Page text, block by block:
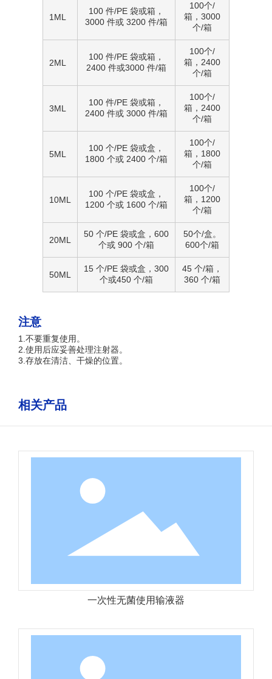
1ML
100 件/PE 袋或箱，
3000 件或 3200 件/箱
100个/
箱，3000
个/箱
2ML
100 件/PE 袋或箱，
2400 件或3000 件/箱
100个/
箱，2400
个/箱
3ML
100 件/PE 袋或箱，
2400 件或 3000 件/箱
100个/
箱，2400
个/箱
5ML
100 个/PE 袋或盒，
1800 个或 2400 个/箱
100个/
箱，1800
个/箱
10ML
100 个/PE 袋或盒，
1200 个或 1600 个/箱
100个/
箱，1200
个/箱
20ML
50 个/PE 袋或盒，600
个或 900 个/箱
50个/盒。
600个/箱
50ML
15 个/PE 袋或盒，300
个或450 个/箱
45 个/箱，
360 个/箱
注意
1.不要重复使用。
2.使用后应妥善处理注射器。
3.存放在清洁、干燥的位置。
相关产品
一次性无菌使用输液器